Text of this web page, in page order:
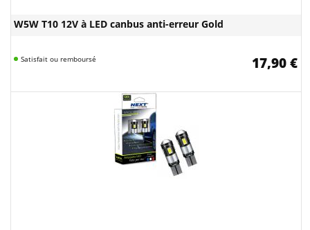
W5W T10 12V à LED canbus anti-erreur Gold
Satisfait ou remboursé 17,90 €